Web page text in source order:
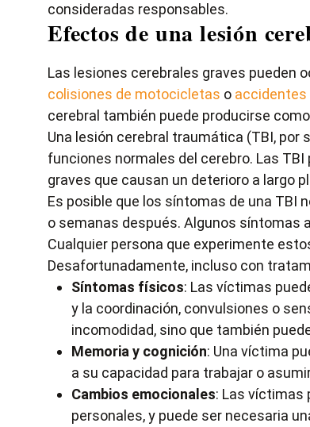
consideradas responsables.
Efectos de una lesión
Las lesiones cerebrales graves pueden
colisiones de motocicletas o accidentes
cerebral también puede producirse
Una lesión cerebral traumática (TBI, por
funciones normales del cerebro. Las
graves que causan un deterioro a largo
Es posible que los síntomas de una TBI
o semanas después. Algunos síntomas
Cualquier persona que experimente
Desafortunadamente, incluso con
Síntomas físicos: Las víctimas
y la coordinación, convulsiones o
incomodidad, sino que también
Memoria y cognición: Una víctima
a su capacidad para trabajar o
Cambios emocionales: Las víctimas
personales, y puede ser necesaria